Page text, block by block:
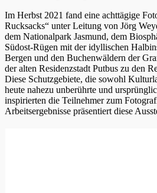
Im Herbst 2021 fand eine achttägige
Rucksacks“ unter Leitung von Jörg
dem Nationalpark Jasmund, dem
Südost-Rügen mit der idyllischen
Bergen und den Buchenwäldern der
der alten Residenzstadt Putbus zu den
Diese Schutzgebiete, die sowohl
heute nahezu unberührte und
inspirierten die Teilnehmer zum
Arbeitsergebnisse präsentiert diese